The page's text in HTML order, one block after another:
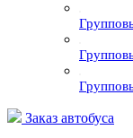
Заказ автобуса